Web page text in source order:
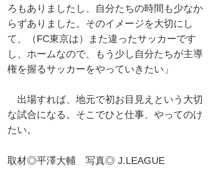
ろもありましたし、自分たちの時間も少なか
らずありました。そのイメージを大切にし
て、（FC東京は）また違ったサッカーです
し、ホームなので、もう少し自分たちが主導
権を握るサッカーをやっていきたい」
出場すれば、地元で初お目見えという大切
な試合になる。そこでひと仕事、やってのけ
たい。
取材◎平澤大輔 写真◎ J.LEAGUE